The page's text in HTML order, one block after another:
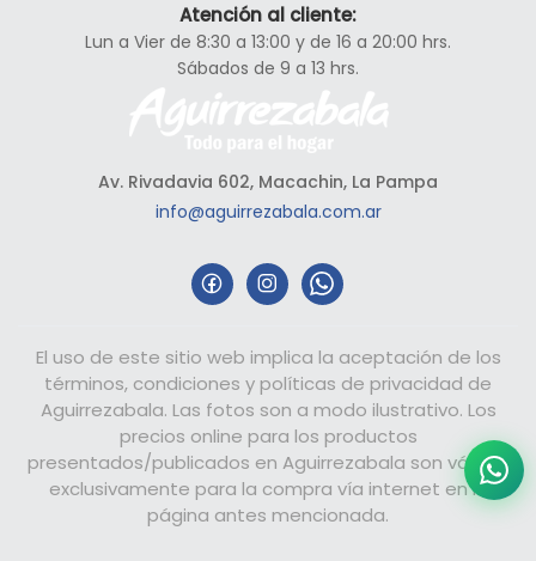
Atención al cliente:
Lun a Vier de 8:30 a 13:00 y de 16 a 20:00 hrs.
Sábados de 9 a 13 hrs.
Av. Rivadavia 602, Macachin, La Pampa
info@aguirrezabala.com.ar
El uso de este sitio web implica la aceptación de los
términos, condiciones y políticas de privacidad de
Aguirrezabala. Las fotos son a modo ilustrativo. Los
precios online para los productos
presentados/publicados en Aguirrezabala son válidos
exclusivamente para la compra vía internet en la
página antes mencionada.